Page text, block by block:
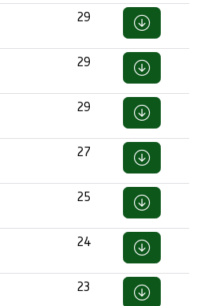
29
29
29
27
25
24
23